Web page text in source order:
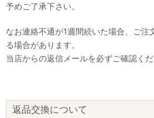
予めご了承下さい。
なお連絡不通が1週間続いた場合、ご注
る場合があります。
当店からの返信メールを必ずご確認くだ
返品交換について